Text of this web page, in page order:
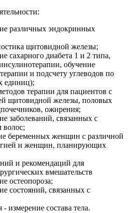
различных эндокринных
щитовидной железы;
сахарного диабета 1 и 2 типа,
обучение
и подсчету углеводов по
единиц);
терапии для пациентов с
щитовидной железы, половых
ожирения;
заболеваний, связанных с
беременных женщин с различной
и женщин, планирующих
и рекомендаций для
вмешательств
остеопороза;
состояний, связанных с
измерение состава тела.